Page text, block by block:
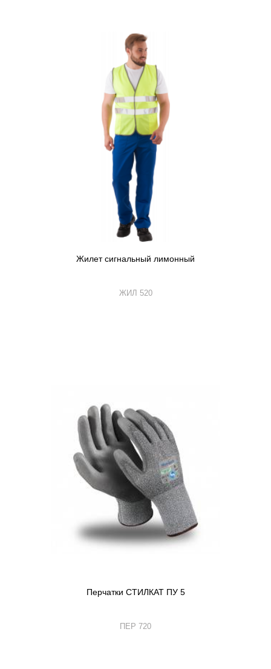
Жилет сигнальный лимонный
ЖИЛ 520
Перчатки СТИЛКАТ ПУ 5
ПЕР 720